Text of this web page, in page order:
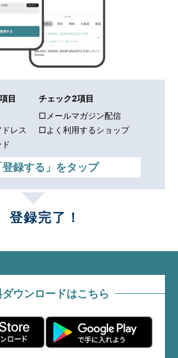
目
レス
チェック2項目
□メールマガジン配信
□よく利用するショップ
登録する」をタップ
登録完了！
ウンロードはこちら